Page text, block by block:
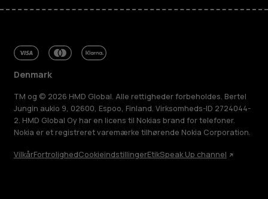
Denmark
TM og © 2026 HMD Global. Alle rettigheder forbeholdes. Bertel
Jungin aukio 9, 02600, Espoo, Finland. Virksomheds-ID 2724044-
2. HMD Global Oy har en licens til Nokias brand for telefoner.
Nokia er et registreret varemærke tilhørende Nokia Corporation.
VilkårFortrolighedCookieindstillingerEtikSpeak Up channel